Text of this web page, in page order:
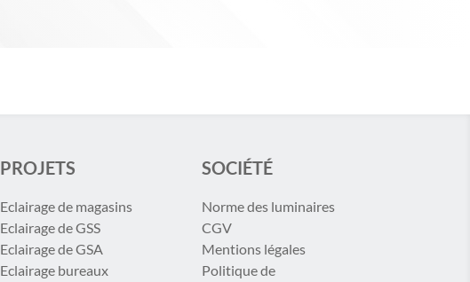
PROJETS
Eclairage de magasins
Eclairage de GSS
Eclairage de GSA
Eclairage bureaux
SOCIÉTÉ
Norme des luminaires
CGV
Mentions légales
Politique de